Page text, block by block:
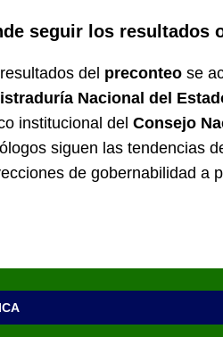
seguir los resultados
del preconteo se
Nacional del
institucional del Consejo
siguen las tendencias
de gobernabilidad a